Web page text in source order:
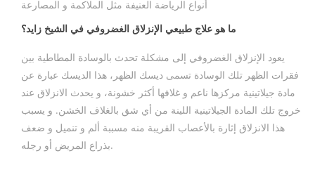
أنواع الرياضة العنيفة مثل الملاكمة و المصارعة
ما هو علاج طبيعي الإنزلاق الغضروفي في الشيخ زايد؟
يعود الإنزلاق الغضروفي إلى مشكلة تحدث بالوسادة المطاطية بين
فقرات الظهر تلك الوسادة تسمى ديسك الظهر، هذا الديسك عبارة عن
مادة جيلاتينية مركزها ناعم و غلافها أكثر خشونة، و يحدث الانزلاق عند
خروج تلك المادة الجيلاتينية اللينة من أي شق بالغلاف الخشن. و يسبب
هذا الانزلاق إثارة بالأعصاب القريبة منه مسببة ألم و تنميل و ضعف
بذراع المريض أو رجله.